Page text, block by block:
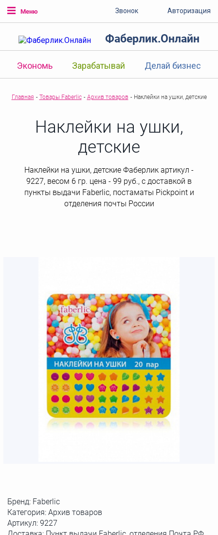
Меню Звонок Авторизация
Фаберлик.Онлайн
Экономь Зарабатывай Делай бизнес
Главная - Товары Faberlic - Архив товаров - Наклейки на ушки, детские
Наклейки на ушки,
детские
Наклейки на ушки, детские Фаберлик артикул -
9227, весом 6 гр. цена - 99 руб., с доставкой в
пункты выдачи Faberlic, постаматы Рickpoint и
отделения почты России
Бренд: Faberlic
Категория: Архив товаров
Артикул: 9227